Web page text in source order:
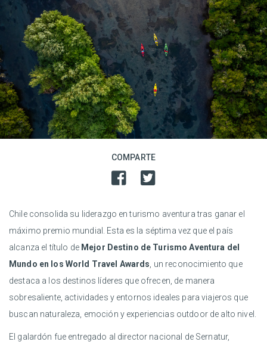
COMPARTE
Chile consolida su liderazgo en turismo aventura tras ganar el
máximo premio mundial. Esta es la séptima vez que el país
alcanza el título de Mejor Destino de Turismo Aventura del
Mundo en los World Travel Awards , un reconocimiento que
destaca a los destinos líderes que ofrecen, de manera
sobresaliente, actividades y entornos ideales para viajeros que
buscan naturaleza, emoción y experiencias outdoor de alto nivel.
El galardón fue entregado al director nacional de Sernatur,